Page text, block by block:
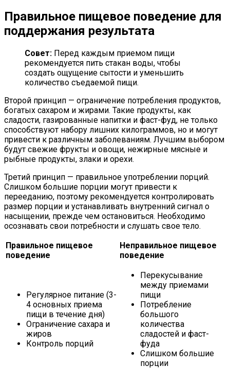
Правильное пищевое поведение для
поддержания результата
Совет: Перед каждым приемом пищи
рекомендуется пить стакан воды, чтобы
создать ощущение сытости и уменьшить
количество съедаемой пищи.
Второй принцип — ограничение потребления продуктов,
богатых сахаром и жирами. Такие продукты, как
сладости, газированные напитки и фаст-фуд, не только
способствуют набору лишних килограммов, но и могут
привести к различным заболеваниям. Лучшим выбором
будут свежие фрукты и овощи, нежирные мясные и
рыбные продукты, злаки и орехи.
Третий принцип — правильное употреблении порций.
Слишком большие порции могут привести к
перееданию, поэтому рекомендуется контролировать
размер порции и устанавливать внутренний сигнал о
насыщении, прежде чем остановиться. Необходимо
осознавать свои потребности и слушать свое тело.
Правильное пищевое
поведение
Неправильное пищевое
поведение
Регулярное питание (3-
4 основных приема
пищи в течение дня)
Ограничение сахара и
жиров
Контроль порций
Перекусывание
между приемами
пищи
Потребление
большого
количества
сладостей и фаст-
фуда
Слишком большие
порции